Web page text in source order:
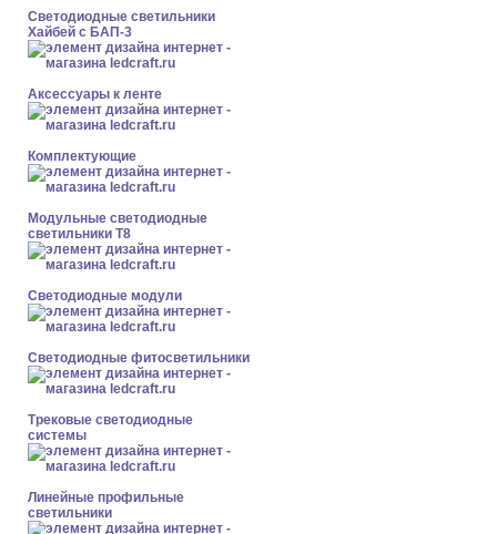
Светодиодные светильники
Хайбей с БАП-3
Аксессуары к ленте
Комплектующие
Модульные светодиодные
светильники Т8
Светодиодные модули
Светодиодные фитосветильники
Трековые светодиодные
системы
Линейные профильные
светильники